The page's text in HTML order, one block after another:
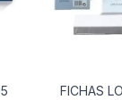
FICHAS